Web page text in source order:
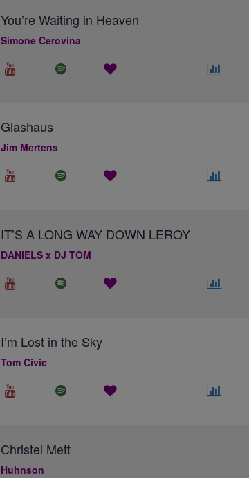
You’re Waiting in Heaven
Simone Cerovina
Glashaus
Jim Mertens
IT’S A LONG WAY DOWN LEROY
DANIELS x DJ TOM
I’m Lost in the Sky
Tom Civic
Christel Mett
Huhnson